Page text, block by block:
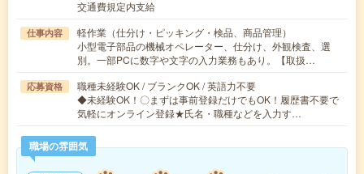
交通費規定内支給
仕事内容
軽作業（仕分け・ピッキング・検品、商品管理）
小型電子部品の機械オペレーター、仕分け、外観検査、選
別。一部PCに数字や文字の入力業務もあり。【取扱…
応募資格
職種未経験OK / ブランクOK / 英語力不要
◆未経験OK！〇まずは事前登録だけでもOK！履歴書不要で
気軽にオンライン登録★氏名・職種などを入力す…
職場の雰囲気